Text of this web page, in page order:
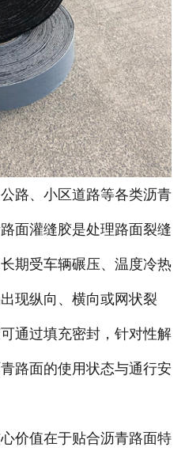
、小区道路等各类沥青
面灌缝胶是处理路面裂缝
期受车辆碾压、温度冷热
现纵向、横向或网状裂
通过填充密封，针对性解
路面的使用状态与通行安
值在于贴合沥青路面特